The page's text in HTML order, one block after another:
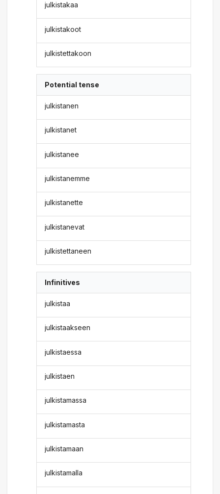
julkistakaa
julkistakoot
julkistettakoon
Potential tense
julkistanen
julkistanet
julkistanee
julkistanemme
julkistanette
julkistanevat
julkistettaneen
Infinitives
julkistaa
julkistaakseen
julkistaessa
julkistaen
julkistamassa
julkistamasta
julkistamaan
julkistamalla